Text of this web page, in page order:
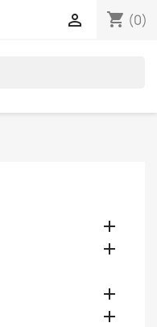
shopping_cart (0)




